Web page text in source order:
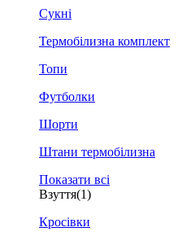
Сукні
Термобілизна комплект
Топи
Футболки
Шорти
Штани термобілизна
Показати всі
Взуття(1)
Кросівки